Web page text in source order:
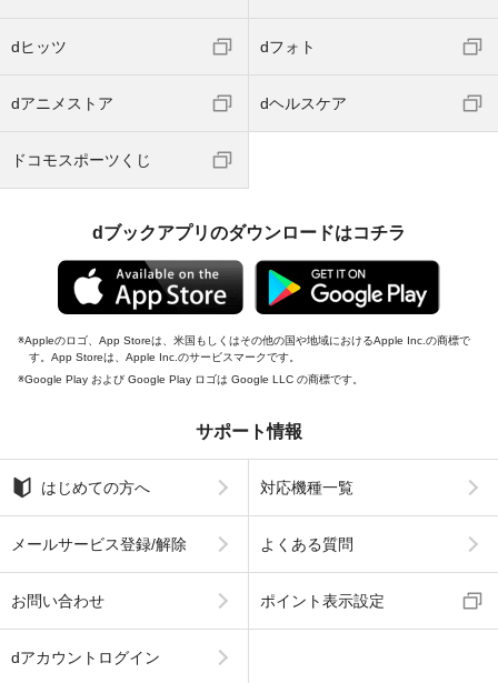
dヒッツ dフォト
dアニメストア dヘルスケア
ドコモスポーツくじ
dブックアプリのダウンロードはコチラ
Appleのロゴ、App Storeは、米国もしくはその他の国や地域におけるApple Inc.の商標で
す。App Storeは、Apple Inc.のサービスマークです。
Google Play および Google Play ロゴは Google LLC の商標です。
サポート情報
はじめての方へ 対応機種一覧
メールサービス登録/解除 よくある質問
お問い合わせ ポイント表示設定
dアカウントログイン